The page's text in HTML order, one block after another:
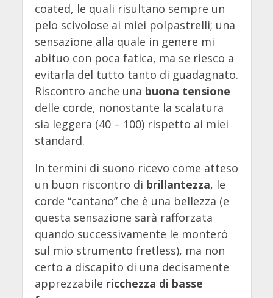
coated, le quali risultano sempre un
pelo scivolose ai miei polpastrelli; una
sensazione alla quale in genere mi
abituo con poca fatica, ma se riesco a
evitarla del tutto tanto di guadagnato.
Riscontro anche una buona tensione
delle corde, nonostante la scalatura
sia leggera (40 – 100) rispetto ai miei
standard.
In termini di suono ricevo come atteso
un buon riscontro di brillantezza, le
corde “cantano” che è una bellezza (e
questa sensazione sarà rafforzata
quando successivamente le monterò
sul mio strumento fretless), ma non
certo a discapito di una decisamente
apprezzabile ricchezza di basse